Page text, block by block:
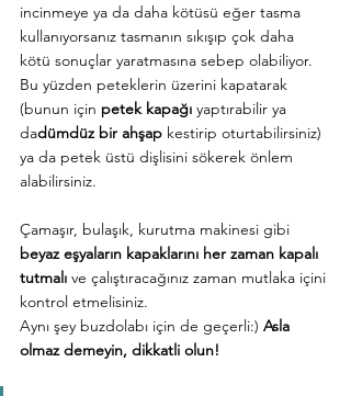
incinmeye ya da daha kötüsü eğer tasma
kullanıyorsanız tasmanın sıkışıp çok daha
kötü sonuçlar yaratmasına sebep olabiliyor.
Bu yüzden peteklerin üzerini kapatarak
(bunun için petek kapağı yaptırabilir ya
dadümdüz bir ahşap kestirip oturtabilirsiniz)
ya da petek üstü dişlisini sökerek önlem
alabilirsiniz.
Çamaşır, bulaşık, kurutma makinesi gibi
beyaz eşyaların kapaklarını her zaman kapalı
tutmalı ve çalıştıracağınız zaman mutlaka içini
kontrol etmelisiniz.
Aynı şey buzdolabı için de geçerli:) Asla
olmaz demeyin, dikkatli olun!